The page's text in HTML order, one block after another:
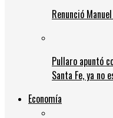
Renunció
Pullaro apuntó
Santa Fe, ya no
Economía